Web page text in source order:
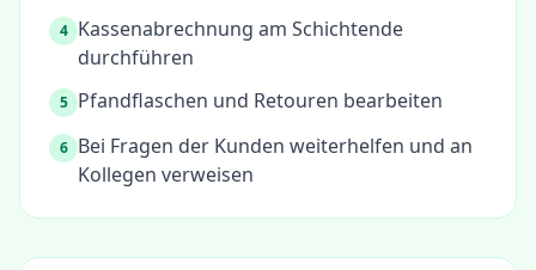
4 Kassenabrechnung am Schichtende
durchführen
5 Pfandflaschen und Retouren bearbeiten
6 Bei Fragen der Kunden weiterhelfen und an
Kollegen verweisen